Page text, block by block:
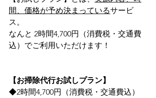
間、価格が予め決まっているサービ
ス。
なんと 2時間4,700円（消費税・交通費
込）でご利用いただけます！
【お掃除代行お試しプラン】
◆2時間4,700円（消費税・交通費込）